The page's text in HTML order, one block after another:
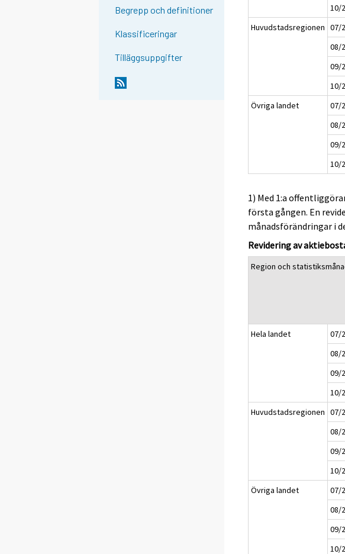
Begrepp och definitioner
Klassificeringar
Tilläggsuppgifter
10/
Huvudstadsregionen 07/
08/
09/
10/
Övriga landet
07/
08/
09/
10/
1) Med 1:a
första gången. En
månadsförändringar i
Revidering av
Region och
Hela landet 07/
08/
09/
10/
Huvudstadsregionen 07/
08/
09/
10/
Övriga landet
07/
08/
09/
10/